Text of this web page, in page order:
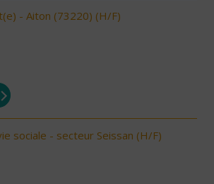
- Aiton (73220) (H/F)
sociale - secteur Seissan (H/F)